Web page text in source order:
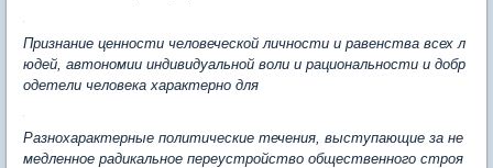
Признание ценности человеческой личности и равенства всех л
юдей, автономии индивидуальной воли и рациональности и добр
одетели человека характерно для
Разнохарактерные политические течения, выступающие за не
медленное радикальное переустройство общественного строя